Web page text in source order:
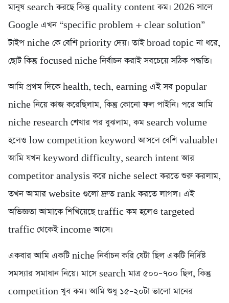
মানুষ search করছে কিন্তু quality content কম। 2026 সালে
Google এখন “specific problem + clear solution”
টাইপ niche কে বেশি priority দেয়। তাই broad topic না ধরে,
ছোট কিন্তু focused niche নির্বাচন করাই সবচেয়ে সঠিক পদ্ধতি।
আমি প্রথম দিকে health, tech, earning এই সব popular
niche নিয়ে কাজ করেছিলাম, কিন্তু কোনো ফল পাইনি। পরে আমি
niche research শেখার পর বুঝলাম, কম search volume
হলেও low competition keyword আসলে বেশি valuable।
আমি যখন keyword difficulty, search intent আর
competitor analysis করে niche select করতে শুরু করলাম,
তখন আমার website গুলো দ্রুত rank করতে লাগল। এই
অভিজ্ঞতা আমাকে শিখিয়েছে traffic কম হলেও targeted
traffic থেকেই income আসে।
একবার আমি একটি niche নির্বাচন করি যেটা ছিল একটি নির্দিষ্ট
সমস্যার সমাধান নিয়ে। মাসে search মাত্র ৫০০–৭০০ ছিল, কিন্তু
competition খুব কম। আমি শুধু ১৫–২০টা ভালো মানের